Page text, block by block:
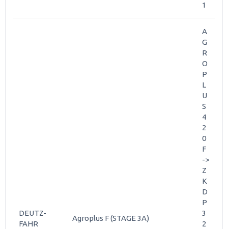
1
DEUTZ-
FAHR
Agroplus F (STAGE 3A)
A
G
R
O
P
L
U
S
4
2
0
F
->
Z
K
D
P
3
2